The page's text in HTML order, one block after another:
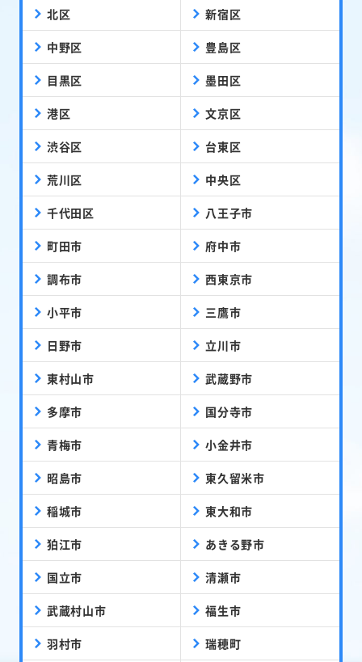
北区 新宿区
中野区 豊島区
目黒区 墨田区
港区 文京区
渋谷区 台東区
荒川区 中央区
千代田区 八王子市
町田市 府中市
調布市 西東京市
小平市 三鷹市
日野市 立川市
東村山市 武蔵野市
多摩市 国分寺市
青梅市 小金井市
昭島市 東久留米市
稲城市 東大和市
狛江市 あきる野市
国立市 清瀬市
武蔵村山市 福生市
羽村市 瑞穂町